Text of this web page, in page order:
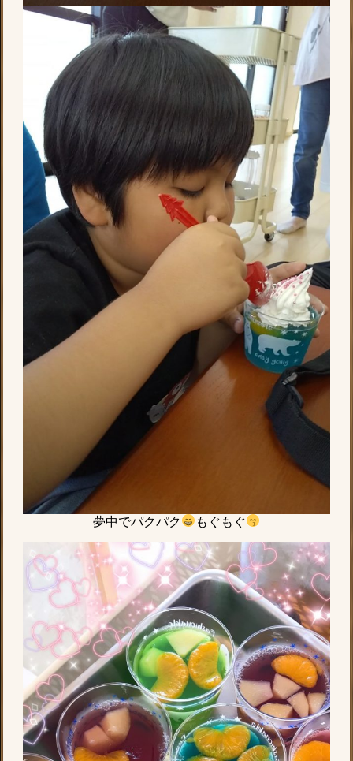
夢中でパクパク もぐもぐ